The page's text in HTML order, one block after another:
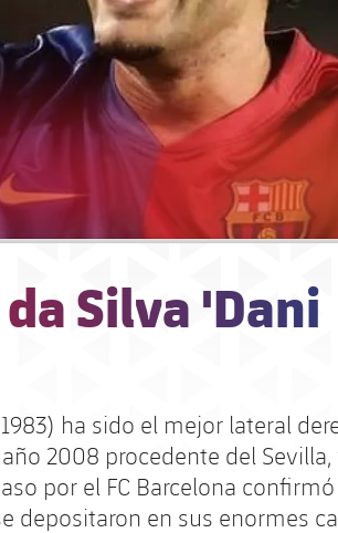
Silva 'Dani
ha sido el mejor lateral
2008 procedente del Sevilla,
por el FC Barcelona
depositaron en sus enormes